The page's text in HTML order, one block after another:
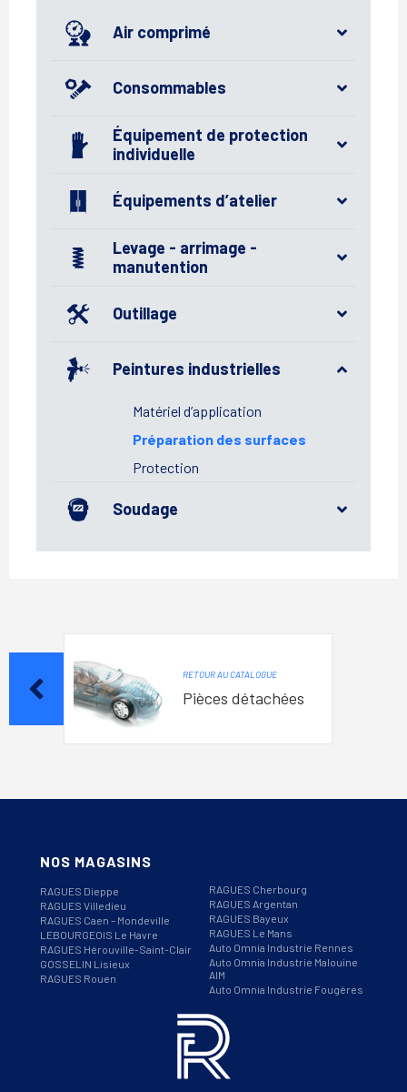
Air comprimé
Consommables
Équipement de protection
individuelle
Équipements d’atelier
Levage - arrimage -
manutention
Outillage
Peintures industrielles
Matériel d’application
Préparation des surfaces
Protection
Soudage
RETOUR AU CATALOGUE
Pièces détachées
NOS MAGASINS
RAGUES Dieppe
RAGUES Villedieu
RAGUES Caen – Mondeville
LEBOURGEOIS Le Havre
RAGUES Hérouville-Saint-Clair
GOSSELIN Lisieux
RAGUES Rouen
RAGUES Cherbourg
RAGUES Argentan
RAGUES Bayeux
RAGUES Le Mans
Auto Omnia Industrie Rennes
Auto Omnia Industrie Malouine
AIM
Auto Omnia Industrie Fougères